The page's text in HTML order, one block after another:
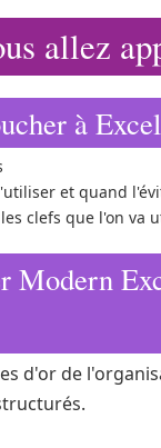
allez
à Excel
et quand
clefs que l'on va
Modern
d'or de